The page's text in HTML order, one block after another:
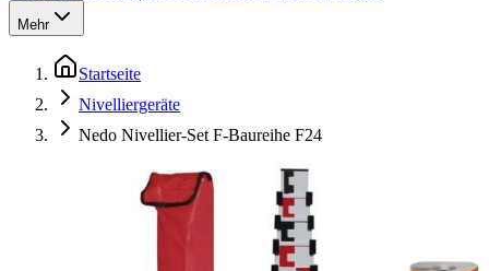
Mehr
Startseite
Nivelliergeräte
Nedo Nivellier-Set F-Baureihe F24